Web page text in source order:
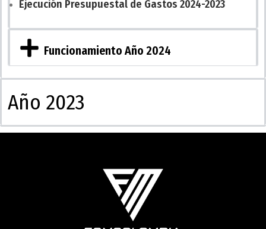
Ejecución Presupuestal de Gastos 2024-2023
Funcionamiento Año 2024
Año 2023